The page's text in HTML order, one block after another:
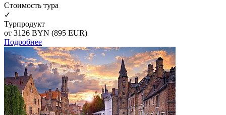
Cтоимость тура
✓
Турпродукт
от 3126 BYN (895 EUR)
Подробнее